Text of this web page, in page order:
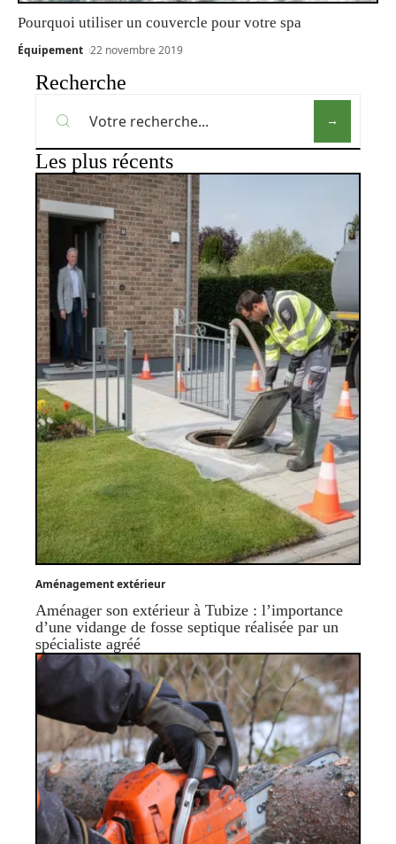
Pourquoi utiliser un couvercle pour votre spa
Équipement 22 novembre 2019
Recherche
Les plus récents
Aménagement extérieur
Aménager son extérieur à Tubize : l’importance
d’une vidange de fosse septique réalisée par un
spécialiste agréé